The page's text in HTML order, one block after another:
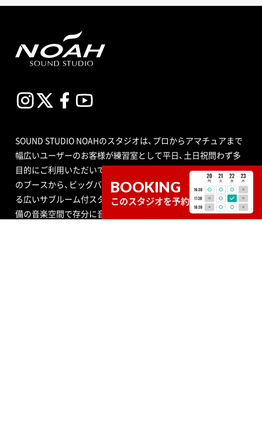
BOOKING
このスタジオを予約
SOUND STUDIO NOAHのスタジオは、プロからアマチュアまで
幅広いユーザーのお客様が練習室として平日、土日祝問わず多
目的にご利用いただいています。スタジオの種類も個人練習用
のブースから、ビッグバンドにも対応できる定員数が多くはい
る広いサブルーム付スタジオまで数多くあり、ドラムセット完
備の音楽空間で存分に音合わせできる練習用スペースをご用意